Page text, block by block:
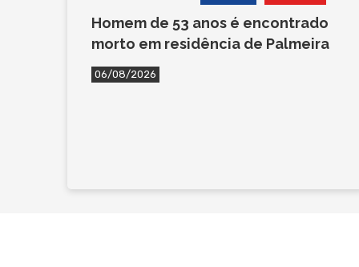
Homem de 53 anos é encontrado
morto em residência de Palmeira
06/08/2026